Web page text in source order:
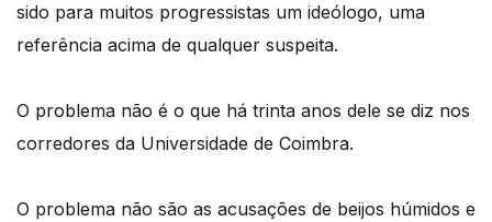
sido para muitos progressistas um ideólogo, uma
referência acima de qualquer suspeita.
O problema não é o que há trinta anos dele se diz nos
corredores da Universidade de Coimbra.
O problema não são as acusações de beijos húmidos e